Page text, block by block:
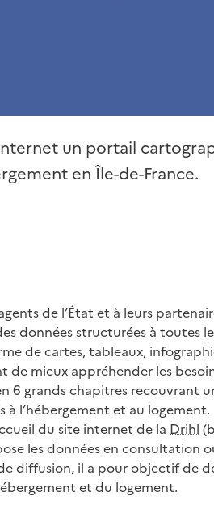
un portail
en Île-de-France.
de l’État et à leurs
données structurées à toutes
de cartes, tableaux,
mieux appréhender les
6 grands chapitres recouvrant
à l’hébergement et au logement.
du site internet de la Drihl
les données en consultation
diffusion, il a pour objectif de
et du logement.